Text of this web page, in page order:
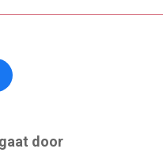
door